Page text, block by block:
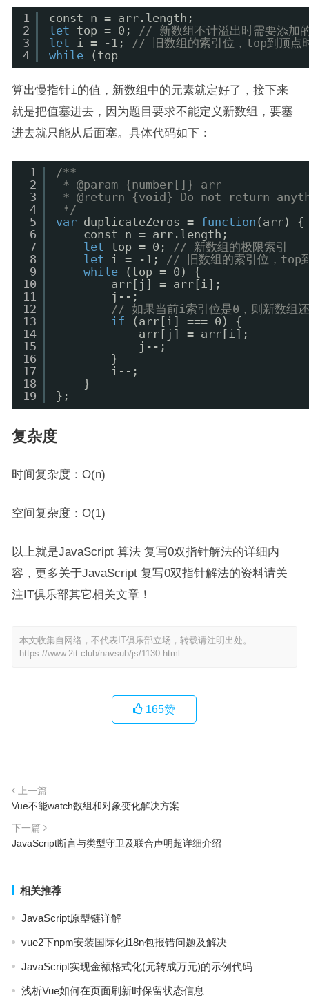
1
2
3
4
const n = arr.length;
let
top = 0; // 新数组不计溢出时需要添加
let
i = -1; // 旧数组的索引位，top到顶点
while
(top
算出慢指针i的值，新数组中的元素就定好了，接下来
就是把值塞进去，因为题目要求不能定义新数组，要塞
进去就只能从后面塞。具体代码如下：
1
2
3
4
5
6
7
8
9
10
11
12
13
14
15
16
17
18
19
/**
* @param {number[]} arr
* @return {void} Do not return
*/
var duplicateZeros = function (arr) {
const n = arr.length;
let
top = 0; // 新数组的极限索引
let
i = -1; // 旧数组的索引位，top
while
(top = 0) {
arr[j] = arr[i];
j--;
// 如果当前i索引位是0，则新数组
if
(arr[i] === 0) {
arr[j] = arr[i];
j--;
}
i--;
}
};
复杂度
时间复杂度：O(n)
空间复杂度：O(1)
以上就是JavaScript 算法 复写0双指针解法的详细内
容，更多关于JavaScript 复写0双指针解法的资料请关
注IT俱乐部其它相关文章！
本文收集自网络，不代表IT俱乐部立场，转载请注明出处。
https://www.2it.club/navsub/js/1130.html
165赞
上一篇
Vue不能watch数组和对象变化解决方案
下一篇
JavaScript断言与类型守卫及联合声明超详细介绍
相关推荐
JavaScript原型链详解
vue2下npm安装国际化i18n包报错问题及解决
JavaScript实现金额格式化(元转成万元)的示例代码
浅析Vue如何在页面刷新时保留状态信息